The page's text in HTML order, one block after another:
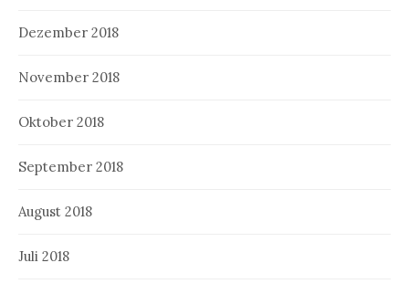
Dezember 2018
November 2018
Oktober 2018
September 2018
August 2018
Juli 2018